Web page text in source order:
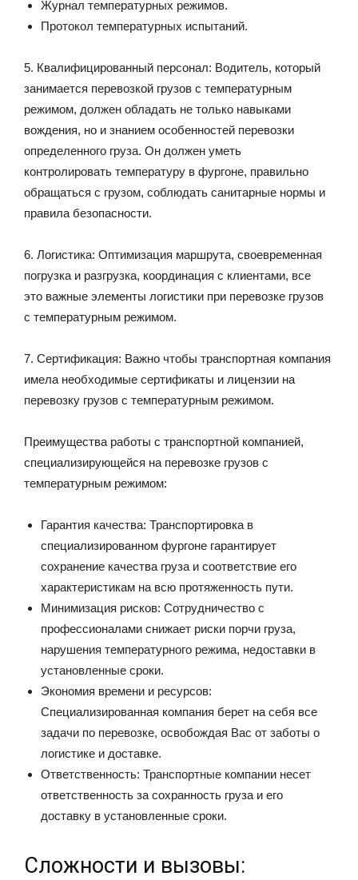
Журнал температурных режимов.
Протокол температурных испытаний.
5. Квалифицированный персонал: Водитель, который
занимается перевозкой грузов с температурным
режимом, должен обладать не только навыками
вождения, но и знанием особенностей перевозки
определенного груза. Он должен уметь
контролировать температуру в фургоне, правильно
обращаться с грузом, соблюдать санитарные нормы и
правила безопасности.
6. Логистика: Оптимизация маршрута, своевременная
погрузка и разгрузка, координация с клиентами, все
это важные элементы логистики при перевозке грузов
с температурным режимом.
7. Сертификация: Важно чтобы транспортная компания
имела необходимые сертификаты и лицензии на
перевозку грузов с температурным режимом.
Преимущества работы с транспортной компанией,
специализирующейся на перевозке грузов с
температурным режимом:
Гарантия качества: Транспортировка в
специализированном фургоне гарантирует
сохранение качества груза и соответствие его
характеристикам на всю протяженность пути.
Минимизация рисков: Сотрудничество с
профессионалами снижает риски порчи груза,
нарушения температурного режима, недоставки в
установленные сроки.
Экономия времени и ресурсов:
Специализированная компания берет на себя все
задачи по перевозке, освобождая Вас от заботы о
логистике и доставке.
Ответственность: Транспортные компании несет
ответственность за сохранность груза и его
доставку в установленные сроки.
Сложности и вызовы: